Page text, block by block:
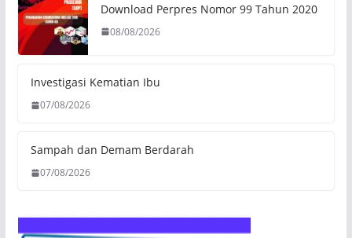
Download Perpres Nomor 99 Tahun 2020
08/08/2026
Investigasi Kematian Ibu
07/08/2026
Sampah dan Demam Berdarah
07/08/2026